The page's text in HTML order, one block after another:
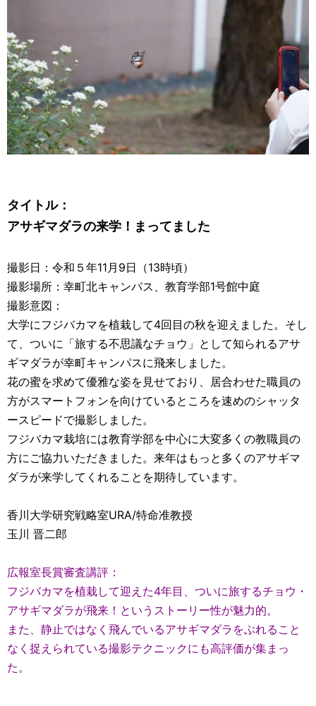
タイトル：
アサギマダラの来学！まってました
撮影日：令和５年11月9日（13時頃）
撮影場所：幸町北キャンパス、教育学部1号館中庭
撮影意図：
大学にフジバカマを植栽して4回目の秋を迎えました。そし
て、ついに「旅する不思議なチョウ」として知られるアサ
ギマダラが幸町キャンパスに飛来しました。
花の蜜を求めて優雅な姿を見せており、居合わせた職員の
方がスマートフォンを向けているところを速めのシャッタ
ースピードで撮影しました。
フジバカマ栽培には教育学部を中心に大変多くの教職員の
方にご協力いただきました。来年はもっと多くのアサギマ
ダラが来学してくれることを期待しています。
香川大学研究戦略室URA/特命准教授
玉川 晋二郎
広報室長賞審査講評：
フジバカマを植栽して迎えた4年目、ついに旅するチョウ・
アサギマダラが飛来！というストーリー性が魅力的。
また、静止ではなく飛んでいるアサギマダラをぶれること
なく捉えられている撮影テクニックにも高評価が集まっ
た。